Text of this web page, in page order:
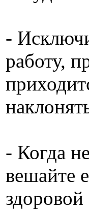
-
работу,
- Когда
вешайте